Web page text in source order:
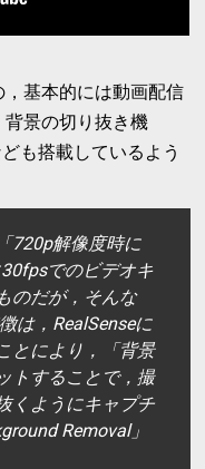
基本的には動画配信
景の切り抜き機
も搭載しているよう
720p解像度時に
でのビデオキ
のだが，そんな
は，RealSenseに
とにより，「背景
トすることで，撮
くようにキャプチ
Removal」